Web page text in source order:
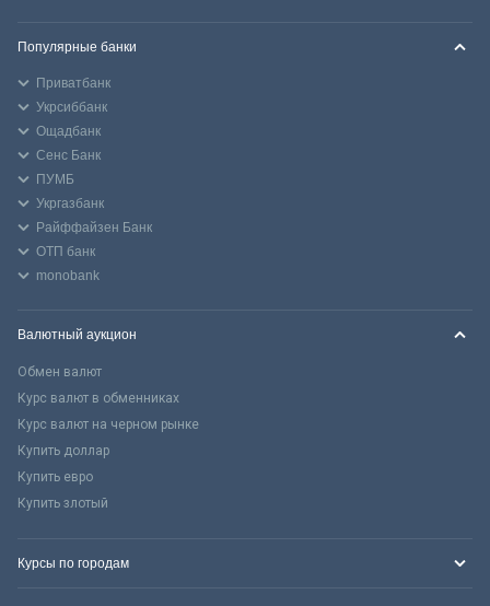
Популярные банки
Приватбанк
Укрсиббанк
Ощадбанк
Сенс Банк
ПУМБ
Укргазбанк
Райффайзен Банк
ОТП банк
monobank
Валютный аукцион
Обмен валют
Курс валют в обменниках
Курс валют на черном рынке
Купить доллар
Купить евро
Купить злотый
Курсы по городам